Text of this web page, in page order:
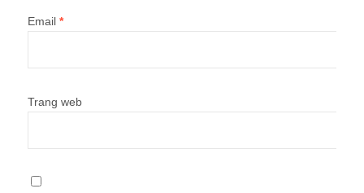
Email *
Trang web